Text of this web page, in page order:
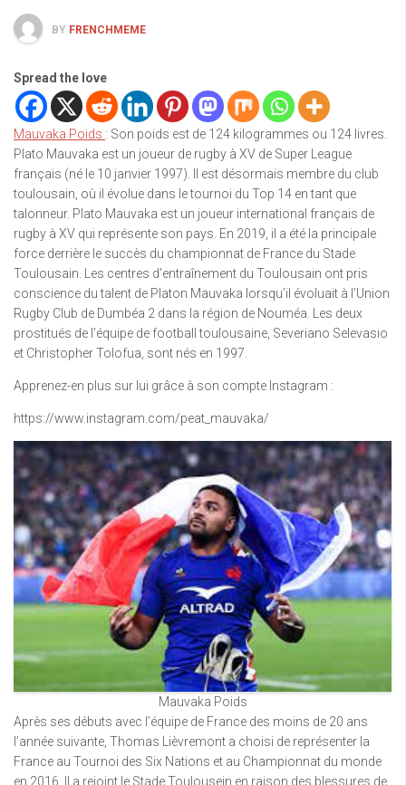
BY FRENCHMEME
Spread the love
Mauvaka Poids : Son poids est de 124 kilogrammes ou 124 livres.
Plato Mauvaka est un joueur de rugby à XV de Super League
français (né le 10 janvier 1997). Il est désormais membre du club
toulousain, où il évolue dans le tournoi du Top 14 en tant que
talonneur. Plato Mauvaka est un joueur international français de
rugby à XV qui représente son pays. En 2019, il a été la principale
force derrière le succès du championnat de France du Stade
Toulousain. Les centres d’entraînement du Toulousain ont pris
conscience du talent de Platon Mauvaka lorsqu’il évoluait à l’Union
Rugby Club de Dumbéa 2 dans la région de Nouméa. Les deux
prostitués de l’équipe de football toulousaine, Severiano Selevasio
et Christopher Tolofua, sont nés en 1997.
Apprenez-en plus sur lui grâce à son compte Instagram :
https://www.instagram.com/peat_mauvaka/
Mauvaka Poids
Après ses débuts avec l’équipe de France des moins de 20 ans
l’année suivante, Thomas Lièvremont a choisi de représenter la
France au Tournoi des Six Nations et au Championnat du monde
en 2016. Il a rejoint le Stade Toulousein en raison des blessures de